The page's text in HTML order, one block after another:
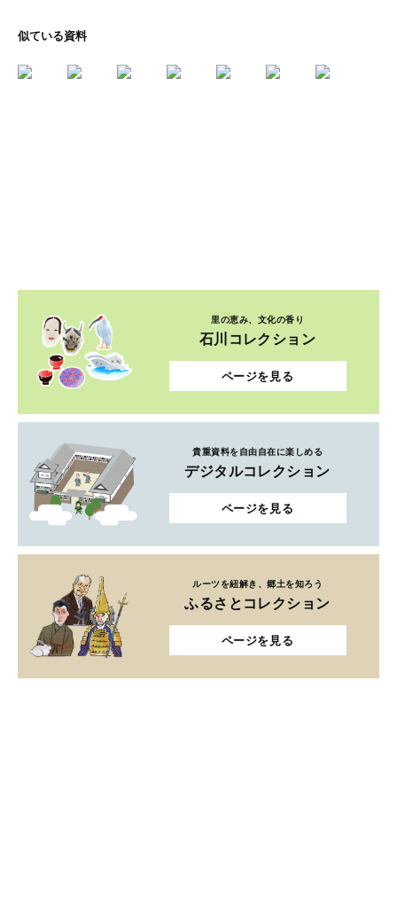
似ている資料
里の恵み、文化の香り
石川コレクション
ページを見る
貴重資料を自由自在に楽しめる
デジタルコレクション
ページを見る
ルーツを紐解き、郷土を知ろう
ふるさとコレクション
ページを見る